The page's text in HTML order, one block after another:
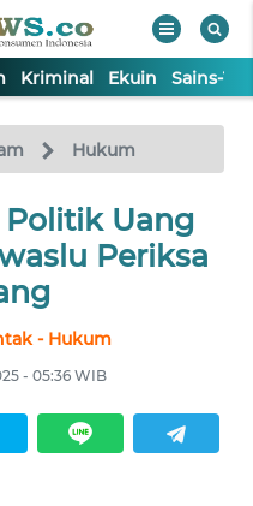
Kriminal Ekuin Sains-
Hukum
Politik Uang
Periksa
- Hukum
- 05:36 WIB